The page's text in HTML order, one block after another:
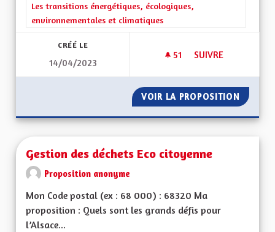
Filtrer les résultats de la catégorie : Les transitions
Les transitions énergétiques, écologiques,
environnementales et climatiques
CRÉÉ LE
14/04/2023
51 51 ABONNÉS
SUIVRE
VOIR LA PROPOSITION
Gestion des déchets Eco citoyenne
Proposition anonyme
Mon Code postal (ex : 68 000) : 68320 Ma
proposition : Quels sont les grands défis pour
l’Alsace...